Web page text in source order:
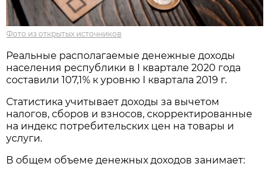
Фото из открытых источников
Реальные располагаемые денежные доходы
населения республики в I квартале 2020 года
составили 107,1% к уровню I квартала 2019 г.
Статистика учитывает доходы за вычетом
налогов, сборов и взносов, скорректированные
на индекс потребительских цен на товары и
услуги.
В общем объеме денежных доходов занимает: